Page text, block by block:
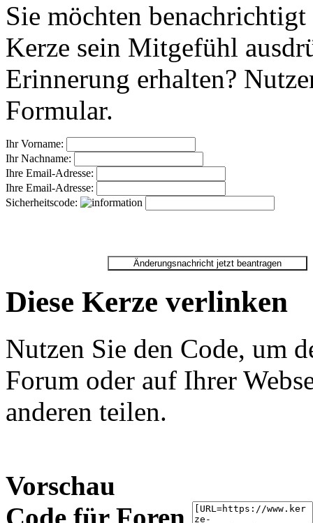
Sie möchten
Kerze sein Mitgefühl
Erinnerung erhalten?
Formular.
Ihr Vorname:
Ihr Nachname:
Ihre Email-Adresse:
Ihre Email-Adresse:
Sicherheitscode:
Diese Kerze verlinken
Nutzen Sie den Code, um
Forum oder auf Ihrer
anderen teilen.
Vorschau